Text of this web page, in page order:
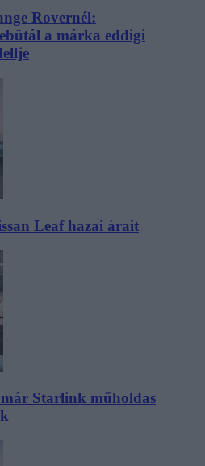
Rovernél:
a márka eddigi
Leaf hazai árait
Starlink műholdas